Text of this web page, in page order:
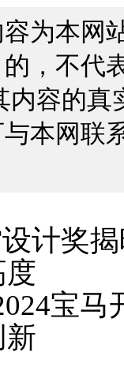
为本网
，不代
内容的
本网联
计奖
度
宝马
新